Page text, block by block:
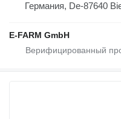
Германия, De-87640
E-FARM GmbH